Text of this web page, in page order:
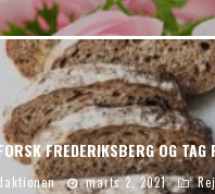
FREDERIKSBERG OG TAG
marts 2, 2021